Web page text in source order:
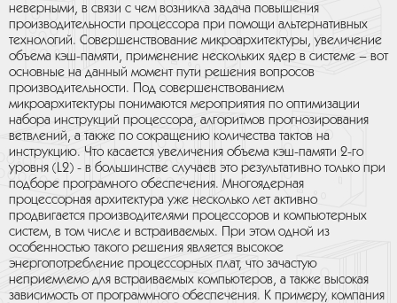
неверными, в связи с чем возникла задача повышения
производительности процессора при помощи альтернативных
технологий. Совершенствование микроархитектуры, увеличение
объема кэш-памяти, применение нескольких ядер в системе – вот
основные на данный момент пути решения вопросов
производительности. Под совершенствованием
микроархитектуры понимаются мероприятия по оптимизации
набора инструкций процессора, алгоритмов прогнозирования
ветвлений, а также по сокращению количества тактов на
инструкцию. Что касается увеличения объема кэш-памяти 2-го
уровня (L2) - в большинстве случаев это результативно только при
подборе програмного обеспечения. Многоядерная
процессорная архитектура уже несколько лет активно
продвигается производителями процессоров и компьютерных
систем, в том числе и встраиваемых. При этом одной из
особенностью такого решения является высокое
энергопотребление процессорных плат, что зачастую
неприемлемо для встраиваемых компьютеров, а также высокая
зависимость от программного обеспечения. К примеру, компания